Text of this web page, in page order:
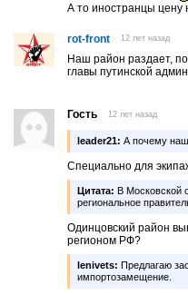
А то иностранцы цену
rot-front 12 лет назад
Наш район раздает,
главы путинской
Гость 12 лет назад
leader21: А почему наш
Специально для
Цитата: В Московской
региональное
Одинцовский район
регионом РФ?
lenivets: Предлагаю
импортозамещение.